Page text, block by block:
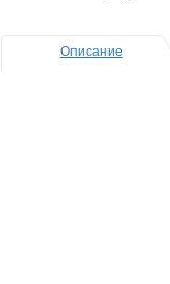
Описание